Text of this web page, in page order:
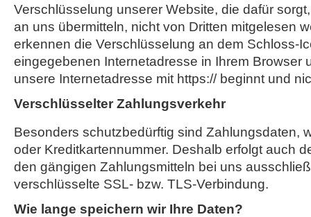
Verschlüsselung unserer Website, die dafür
an uns übermitteln, nicht von Dritten mitgelesen
erkennen die Verschlüsselung an dem Schloss-
eingegebenen Internetadresse in Ihrem Browser
unsere Internetadresse mit https:// beginnt und
Verschlüsselter Zahlungsverkehr
Besonders schutzbedürftig sind Zahlungsdaten,
oder Kreditkartennummer. Deshalb erfolgt auch
den gängigen Zahlungsmitteln bei uns
verschlüsselte SSL- bzw. TLS-Verbindung.
Wie lange speichern wir Ihre Daten?